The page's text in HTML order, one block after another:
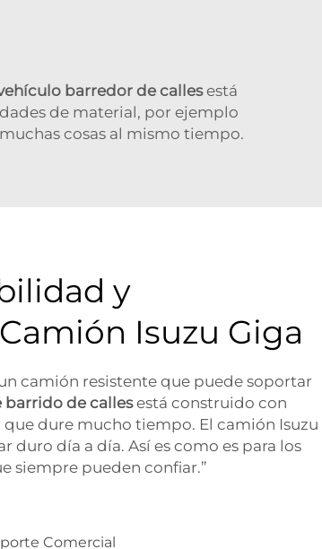
barredor de callesestá
de material, por ejemplo
cosas al mismo tiempo.
y
Isuzu Giga
camión resistente que puede soportar
barrido de callesestá construido con
dure mucho tiempo. El camión Isuzu
duro día a día. Así es como es para los
siempre pueden confiar.”